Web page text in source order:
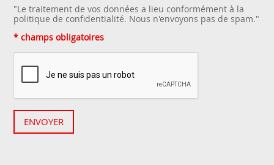
"Le traitement de vos données a lieu conformément à la
politique de confidentialité. Nous n'envoyons pas de spam."
* champs obligatoires
ENVOYER